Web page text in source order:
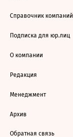
Справочник компаний
Подписка для юр.лиц
О компании
Редакция
Менеджмент
Архив
Обратная связь